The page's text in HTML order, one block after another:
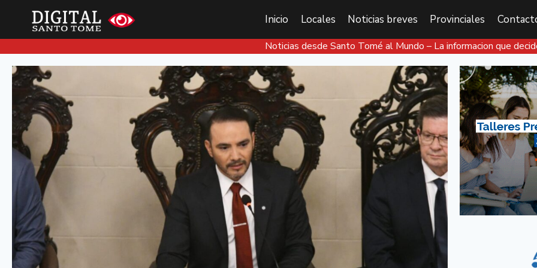
Inicio Locales Noticias breves Provinciales
Noticias desde Santo Tomé al Mundo – La informacion que